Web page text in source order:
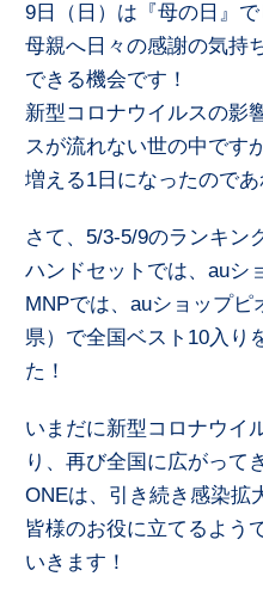
9日（日）は『母の日』で
母親へ日々の感謝の気持
できる機会です！
新型コロナウイルスの影
スが流れない世の中です
増える1日になったのであ
さて、5/3-5/9のランキン
ハンドセットでは、auシ
MNPでは、auショップ
県）で全国ベスト10入り
た！
いまだに新型コロナウイ
り、再び全国に広がって
ONEは、引き続き感染拡
皆様のお役に立てるよう
いきます！